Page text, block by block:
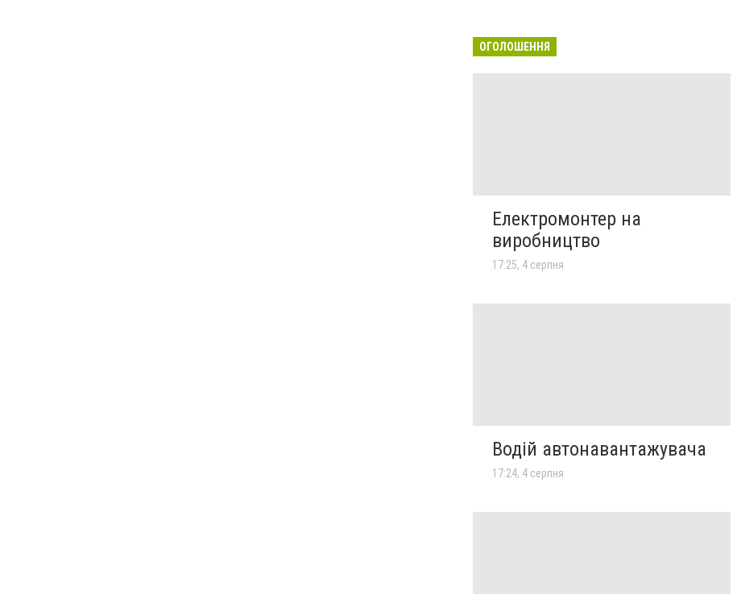
ОГОЛОШЕННЯ
Електромонтер на
виробництво
17:25, 4 серпня
Водій автонавантажувача
17:24, 4 серпня